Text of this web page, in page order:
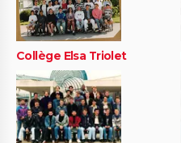
Collège Elsa Triolet